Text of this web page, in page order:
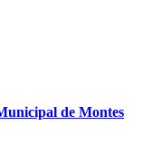
de Montes